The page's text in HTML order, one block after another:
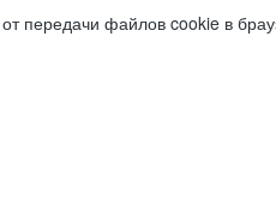
от передачи файлов cookie в